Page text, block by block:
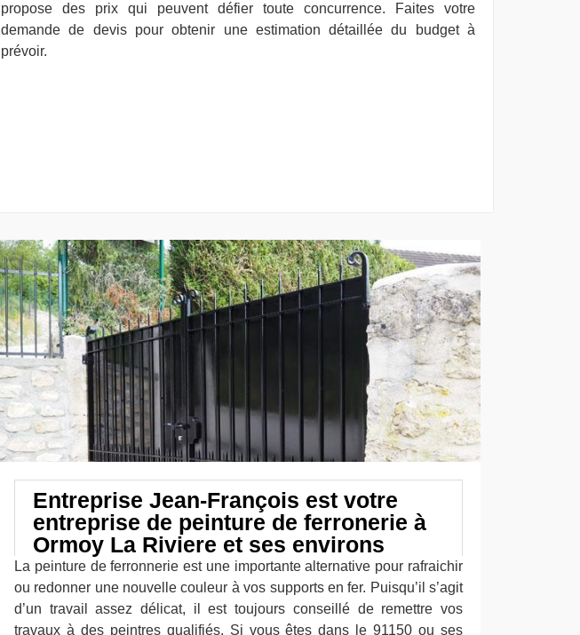
propose des prix qui peuvent défier toute concurrence. Faites votre
demande de devis pour obtenir une estimation détaillée du budget à
prévoir.
Entreprise Jean-François est votre
entreprise de peinture de ferronerie à
Ormoy La Riviere et ses environs
La peinture de ferronnerie est une importante alternative pour rafraichir
ou redonner une nouvelle couleur à vos supports en fer. Puisqu’il s’agit
d’un travail assez délicat, il est toujours conseillé de remettre vos
travaux à des peintres qualifiés. Si vous êtes dans le 91150 ou ses